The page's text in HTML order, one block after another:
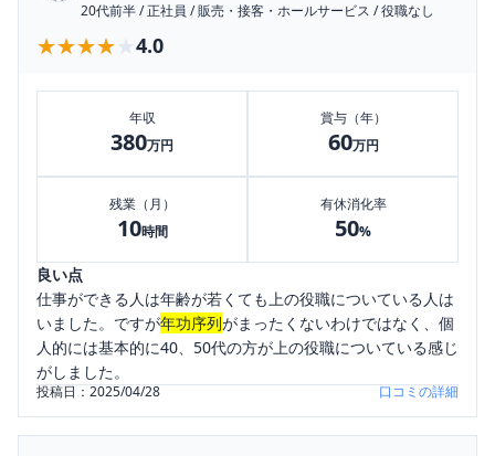
20代前半/正社員 /販売・接客・ホールサービス /役職なし
★★★★★
★★★★★ 4.0
年収
380万円
賞与（年）
60万円
残業（月）
10時間
有休消化率
50%
良い点
仕事ができる人は年齢が若くても上の役職についている人は
いました。ですが年功序列がまったくないわけではなく、個
人的には基本的に40、50代の方が上の役職についている感じ
がしました。
投稿日：2025/04/28 口コミの詳細